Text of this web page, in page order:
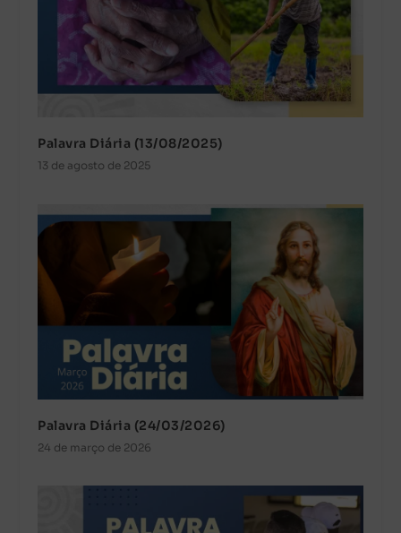
Palavra Diária (13/08/2025)
13 de agosto de 2025
Palavra Diária (24/03/2026)
24 de março de 2026